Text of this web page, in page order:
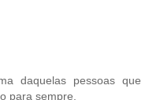
daquelas pessoas que
para sempre.